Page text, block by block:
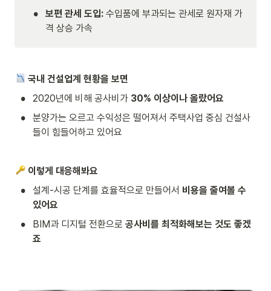
• 보편 관세 도입: 수입품에 부과되는 관세로 원자재 가
격 상승 가속
국내 건설업계 현황을 보면
• 2020년에 비해 공사비가 30% 이상이나 올랐어요
•
분양가는 오르고 수익성은 떨어져서 주택사업 중심 건설사
들이 힘들어하고 있어요
이렇게 대응해봐요
• 설계-시공 단계를 효율적으로 만들어서 비용을 줄여볼 수
있어요
• BIM과 디지털 전환으로 공사비를 최적화해보는 것도 좋겠
죠